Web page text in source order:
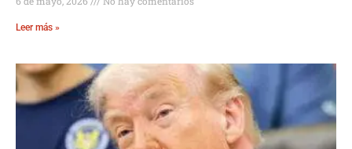
Leer más »